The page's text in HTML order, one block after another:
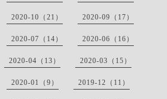
2020-10（21） 2020-09（17）
2020-07（14） 2020-06（16）
2020-04（13） 2020-03（15）
2020-01（9） 2019-12（11）